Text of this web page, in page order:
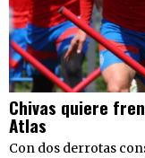
Chivas quiere
Atlas
Con dos derrotas